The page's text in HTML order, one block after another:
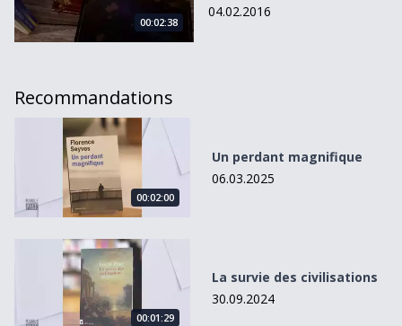
00:02:38
04.02.2016
Recommandations
Un perdant magnifique
00:02:00
Un perdant magnifique
06.03.2025
La survie des civilisations
00:01:29
La survie des civilisations
30.09.2024